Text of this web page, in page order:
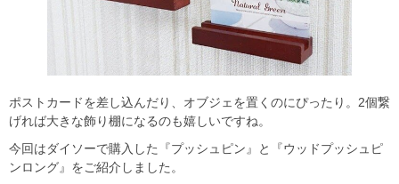
ポストカードを差し込んだり、オブジェを置くのにぴったり。2個繋
げれば大きな飾り棚になるのも嬉しいですね。
今回はダイソーで購入した『プッシュピン』と『ウッドプッシュピ
ンロング』をご紹介しました。